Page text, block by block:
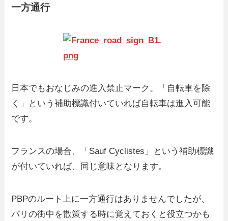
一方通行
日本でもおなじみの進入禁止マーク。「自転車を除
く」という補助標識付いていれば自転車は進入可能
です。
フランスの場合、「Sauf Cyclistes」という補助標識
が付いていれば、同じ意味となります。
PBPのルート上に一方通行はありませんでしたが、
パリの街中を散策する時に覚えておくと役立つかも